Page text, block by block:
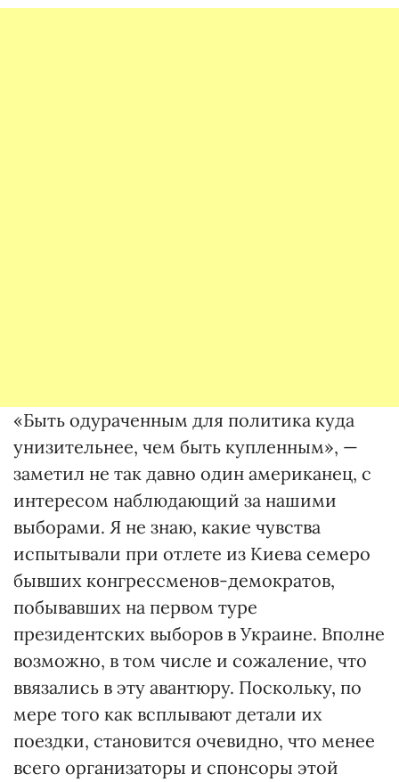
«Быть одураченным для политика куда
унизительнее, чем быть купленным», —
заметил не так давно один американец, с
интересом наблюдающий за нашими
выборами. Я не знаю, какие чувства
испытывали при отлете из Киева семеро
бывших конгрессменов-демократов,
побывавших на первом туре
президентских выборов в Украине. Вполне
возможно, в том числе и сожаление, что
ввязались в эту авантюру. Поскольку, по
мере того как всплывают детали их
поездки, становится очевидно, что менее
всего организаторы и спонсоры этой